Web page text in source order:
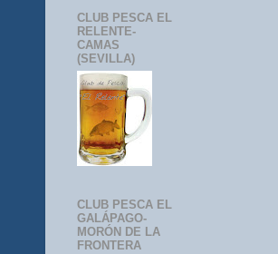
CLUB PESCA EL
RELENTE-
CAMAS
(SEVILLA)
CLUB PESCA EL
GALÁPAGO-
MORÓN DE LA
FRONTERA